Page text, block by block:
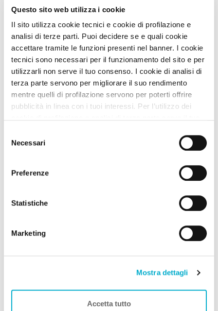
Questo sito web utilizza i cookie
Il sito utilizza cookie tecnici e cookie di profilazione e
analisi di terze parti. Puoi decidere se e quali cookie
accettare tramite le funzioni presenti nel banner. I cookie
tecnici sono necessari per il funzionamento del sito e per
utilizzarli non serve il tuo consenso. I cookie di analisi di
terza parte servono per migliorare il suo rendimento
mentre quelli di profilazione servono per poterti offrire
pubblicità in linea con i tuoi interessi. Per l’utilizzo dei
senza accettare” verranno installati solo i cookie tecnici.
Cliccando il pulsante “Accetta tutto” acconsenti all’utilizzo
di tutti i cookie. Cliccando il pulsante “mostra dettagli”
troverai le varie categorie di cookie e potrai accettare o
tue scelte. Puoi modificare le tue scelte in ogni momento.
delNecessari
Preferenze
Statistiche
Marketing
Mostra dettagli
Accetta tutto
amici pelosi.
Vicino a noi puoi...
VEDI la Guida A DOG
Spiagge A DOG nei Dintorni
Lido Playa Sole Luna
Animali Ammessi
Servizi per Animali